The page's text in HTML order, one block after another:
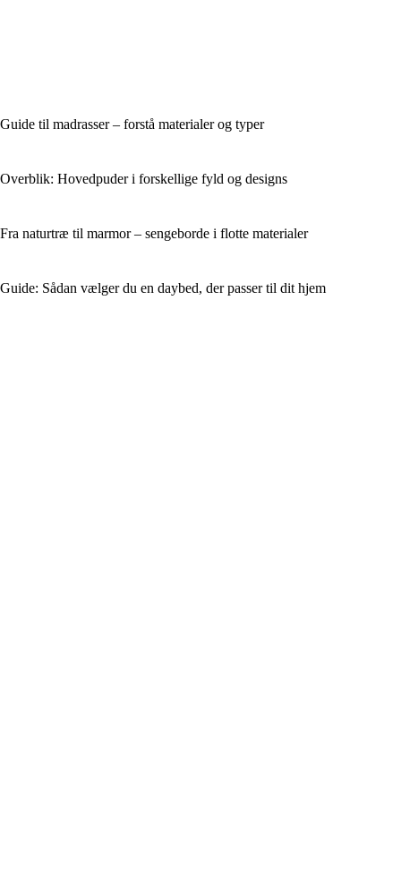
Guide til madrasser – forstå materialer og typer
Overblik: Hovedpuder i forskellige fyld og designs
Fra naturtræ til marmor – sengeborde i flotte materialer
Guide: Sådan vælger du en daybed, der passer til dit hjem